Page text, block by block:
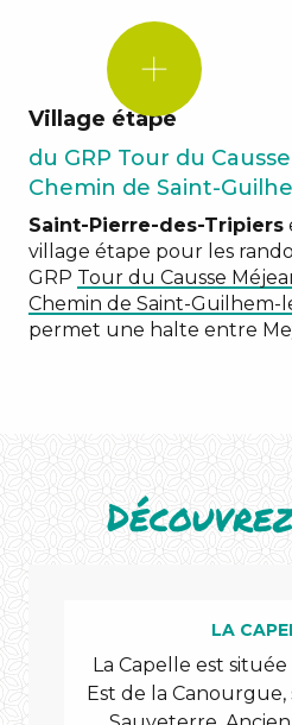
LE
SAVIEZ-
VOUS
Saint-
Pierre
Village étape
du GRP Tour du
Chemin de Saint-
Saint-Pierre-des-Tripiers
village étape pour les
GRP Tour du Causse
Chemin de Saint-Guilhem-
permet une halte entre
LA
La Capelle est
Est de la Canourgue,